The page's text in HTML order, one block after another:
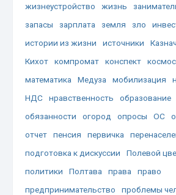
жизнеустройство
жизнь
запасы
зарплата земля зло
истории из жизни
источники
Кихот
компромат конспект космос
математика
Медуза мобилизация
НДС
нравственность образование
обязанности
огород опросы ОС
отчет
пенсия первичка
подготовка к дискуссии
Полевой
политики
Полтава права
право
предпринимательство
проблемы